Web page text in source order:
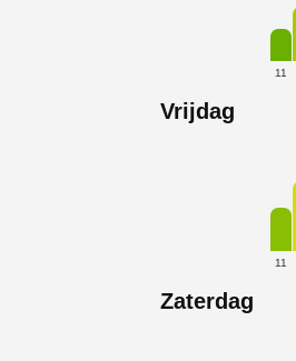
11
Vrijdag
11
Zaterdag